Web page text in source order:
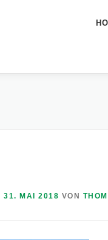
31. MAI 2018 VON